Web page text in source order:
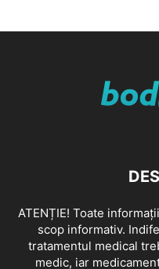
ATENȚIE! Toate
scop informativ.
tratamentul medical
medic, iar